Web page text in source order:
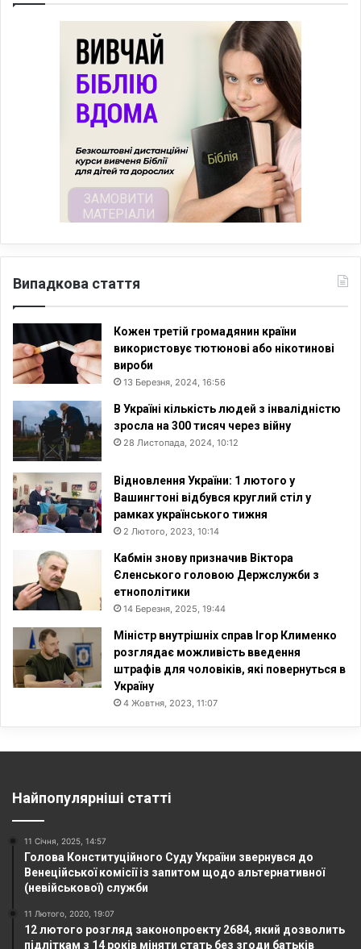
Випадкова стаття
Кожен третій громадянин країни
використовує тютюнові або нікотинові
вироби
13 Березня, 2024, 16:56
В Україні кількість людей з інвалідністю
зросла на 300 тисяч через війну
28 Листопада, 2024, 10:12
Відновлення України: 1 лютого у
Вашингтоні відбувся круглий стіл у
рамках українського тижня
2 Лютого, 2023, 10:14
Кабмін знову призначив Віктора
Єленського головою Держслужби з
етнополітики
14 Березня, 2025, 19:44
Міністр внутрішніх справ Ігор Клименко
розглядає можливість введення
штрафів для чоловіків, які повернуться в
Україну
4 Жовтня, 2023, 11:07
Найпопулярніші статті
11 Січня, 2025, 14:57
Голова Конституційного Суду України звернувся до
Венеційської комісії із запитом щодо альтернативної
(невійськової) служби
11 Лютого, 2020, 19:07
12 лютого розгляд законопроекту 2684, який дозволить
підліткам з 14 років міняти стать без згоди батьків